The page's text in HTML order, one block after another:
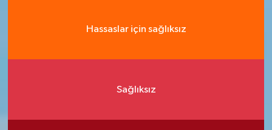
Hassaslar için sağlıksız
Sağlıksız